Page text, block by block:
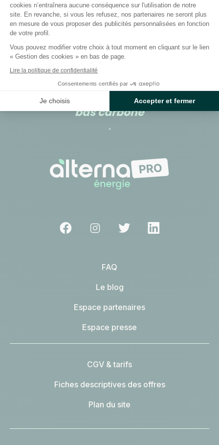
Alterna énergie, fournisseur et
producteur d'énergie
verte
locale
bas carbone
.
FAQ
Le blog
Espace partenaires
Espace presse
CGV & tarifs
Fiches descriptives des offres
Plan du site
cookies n’entraînera aucune conséquence sur l'utilisation de notre
site. En revanche, si vous les refusez, nos partenaires ne seront plus
en mesure de vous proposer des publicités personnalisées en fonction
de votre profil.
Vous pouvez modifier votre choix à tout moment en cliquant sur le lien
« Gestion des cookies » en bas de page.
Lire la politique de confidentialité
Consentements certifiés par
Je choisis Accepter et fermer